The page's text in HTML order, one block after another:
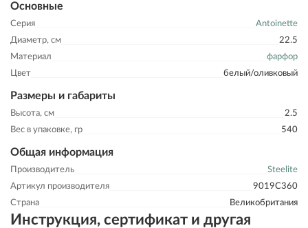
Основные
Серия
Antoinette
Диаметр, см
22.5
Материал
фарфор
Цвет
белый/оливковый
Размеры и габариты
Высота, см
2.5
Вес в упаковке, гр
540
Общая информация
Производитель
Steelite
Артикул производителя
9019C360
Страна
Великобритания
Инструкция, сертификат и другая